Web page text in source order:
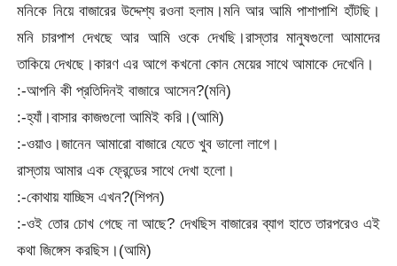
মনিকে নিয়ে বাজারের উদ্দেশ্য রওনা হলাম।মনি আর আমি পাশাপাশি হাঁটছি।
মনি চারপাশ দেখছে আর আমি ওকে দেখছি।রাস্তার মানুষগুলো আমাদের
তাকিয়ে দেখছে।কারণ এর আগে কখনো কোন মেয়ের সাথে আমাকে দেখেনি।
:-আপনি কী প্রতিদিনই বাজারে আসেন?(মনি)
:-হ্যাঁ।বাসার কাজগুলো আমিই করি।(আমি)
:-ওয়াও।জানেন আমারো বাজারে যেতে খুব ভালো লাগে।
রাস্তায় আমার এক ফ্রেন্ডের সাথে দেখা হলো।
:-কোথায় যাচ্ছিস এখন?(শিপন)
:-ওই তোর চোখ গেছে না আছে? দেখছিস বাজারের ব্যাগ হাতে তারপরেও এই
কথা জিঙ্গেস করছিস।(আমি)